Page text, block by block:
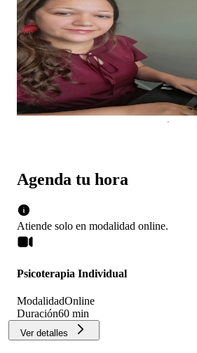
Agenda tu hora
Atiende solo en modalidad online.
Psicoterapia Individual
ModalidadOnline
Duración60 min
Ver detalles